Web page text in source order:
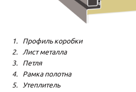
Профиль коробки
Лист металла
Петля
Рамка полотна
Утеплитель